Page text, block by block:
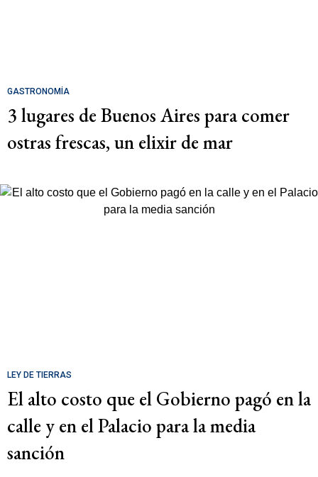
GASTRONOMÍA
3 lugares de Buenos Aires para comer
ostras frescas, un elixir de mar
LEY DE TIERRAS
El alto costo que el Gobierno pagó en la
calle y en el Palacio para la media
sanción